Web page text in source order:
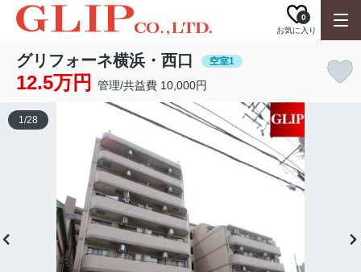
お気に入り
0
グリフォーネ横浜・西口 空室1
12.5万円 管理/共益費 10,000円
1/28